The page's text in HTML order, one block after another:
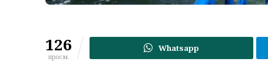
126
просм.
Whatsapp